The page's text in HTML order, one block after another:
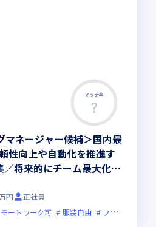
マッチ率
マネージャー候補＞国内最
性向上や自動化を推進す
／将来的にチーム最大化を
へのキャリアアップを期
す
円
正社員
モートワーク可 服装自由 フレックス制度あり